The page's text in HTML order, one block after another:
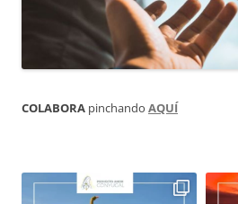
COLABORA pinchando AQUÍ